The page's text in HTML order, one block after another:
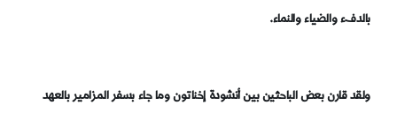
بالدفء والضياء والنماء.
ولقد قارن بعض الباحثين بين أنشودة إخناتون وما جاء بسفر المزامير بالعهد